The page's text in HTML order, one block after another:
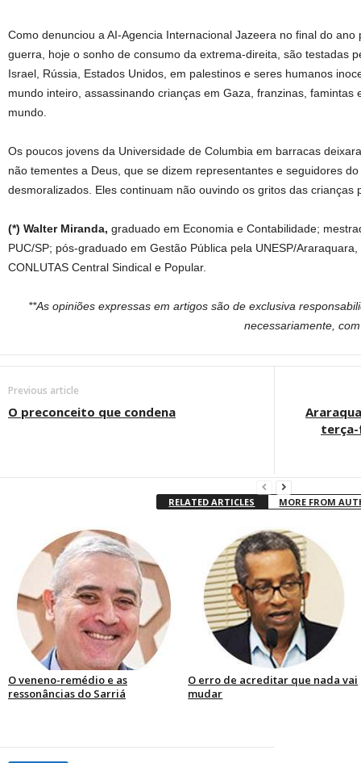
Como denunciou a AI-Agencia Internacional Jazeera no final do
guerra, hoje o sonho de consumo da extrema-direita, são testadas
Israel, Rússia, Estados Unidos, em palestinos e seres humanos
mundo inteiro, assassinando crianças em Gaza, franzinas, famintas
mundo.
Os poucos jovens da Universidade de Columbia em barracas
não tementes a Deus, que se dizem representantes e seguidores
desmoralizados. Eles continuam não ouvindo os gritos das crianças
(*) Walter Miranda, graduado em Economia e Contabilidade;
PUC/SP; pós-graduado em Gestão Pública pela UNESP/
CONLUTAS Central Sindical e Popular.
**As opiniões expressas em artigos são de exclusiva
necessariamente,
Previous article
O preconceito que condena
terça-
RELATED ARTICLES MORE FROM
O veneno-remédio e as
ressonâncias do Sarriá
O erro de acreditar que nada vai
mudar